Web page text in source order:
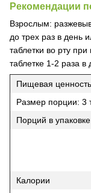
Рекомендации
Взрослым:
до трех раз в день
таблетки во рту
таблетке 1-2 раза в
Пищевая ценность
Размер порции: 3
Порций в
Калории